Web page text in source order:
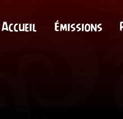
Accueil Émissions